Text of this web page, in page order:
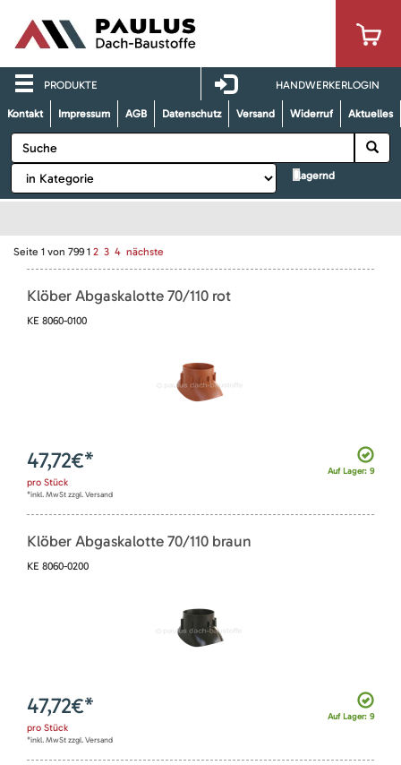
PRODUKTE HANDWERKERLOGIN
Kontakt Impressum AGB Datenschutz Versand Widerruf Aktuelles
lagernd
Seite 1 von 799 1 2 3 4 nächste
Klöber Abgaskalotte 70/110 rot
KE 8060-0100
Auf Lager: 9
47,72€*
pro Stück
*inkl. MwSt zzgl. Versand
Klöber Abgaskalotte 70/110 braun
KE 8060-0200
Auf Lager: 9
47,72€*
pro Stück
*inkl. MwSt zzgl. Versand